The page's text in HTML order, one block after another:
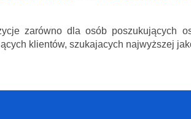
zarówno dla osób poszukujących
klientów, szukajacych najwyższej